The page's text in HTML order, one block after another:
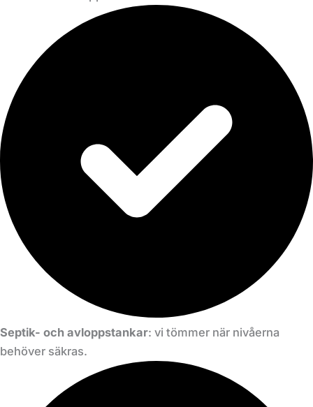
Septik- och avloppstankar: vi tömmer när nivåerna
behöver säkras.